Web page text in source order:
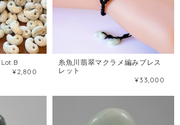
¥2,800
糸魚川翡翠マクラメ編みブレス
レット
¥33,000